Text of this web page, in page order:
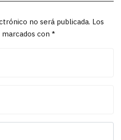
no será publicada. Los
con *